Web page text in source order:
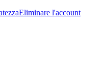
Eliminare l'account